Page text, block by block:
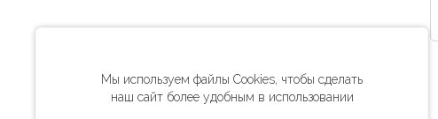
Мы используем файлы Cookies, чтобы сделать
наш сайт более удобным в использовании